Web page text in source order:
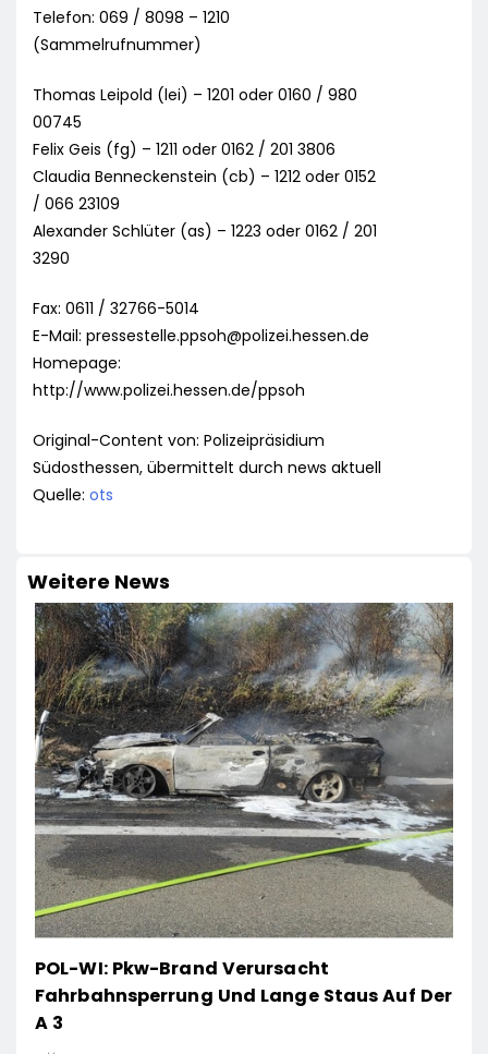
Telefon: 069 / 8098 – 1210
(Sammelrufnummer)
Thomas Leipold (lei) – 1201 oder 0160 / 980
00745
Felix Geis (fg) – 1211 oder 0162 / 201 3806
Claudia Benneckenstein (cb) – 1212 oder 0152
/ 066 23109
Alexander Schlüter (as) – 1223 oder 0162 / 201
3290
Fax: 0611 / 32766-5014
E-Mail: pressestelle.ppsoh@polizei.hessen.de
Homepage:
http://www.polizei.hessen.de/ppsoh
Original-Content von: Polizeipräsidium
Südosthessen, übermittelt durch news aktuell
Quelle: ots
Weitere News
POL-WI: Pkw-Brand Verursacht
Fahrbahnsperrung Und Lange Staus Auf Der
A 3